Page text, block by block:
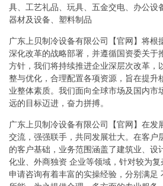
具、工艺礼品、玩具、五金交电、办公设
器材及设备、塑料制品
广东上贝制冷设备有限公司【官网】将根
深化改革的战略部署，并遵循国资委关于
方针，我们将持续推进企业深层次改革，
整与优化，合理配置各项资源，旨在提升
业整体素质。我们面向全球市场及国内市
远的目标迈进，奋力拼搏。
广东上贝制冷设备有限公司【官网】在发
交流，强强联手，共同发展壮大。在客户
的客户基础，业务范围涵盖了建筑业、设
化业、外商独资 企业等领域，针对较为
申请咨询有着丰富的实操经验，分别满足